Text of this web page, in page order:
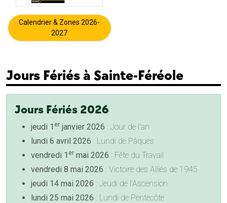
Calendrier & Zones 2026-
2027
Jours Fériés à Sainte-Féréole
Jours Fériés 2026
jeudi 1 er janvier 2026 : Jour de l'an
lundi 6 avril 2026 : Lundi de Pâques
vendredi 1 er mai 2026 : Fête du Travail
vendredi 8 mai 2026 : Victoire des Alliés de 1945
jeudi 14 mai 2026 : Jeudi de l'Ascension
lundi 25 mai 2026 : Lundi de Pentecôte